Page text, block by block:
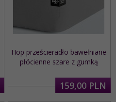
Hop prześcieradło bawełniane
płócienne szare z gumką
159,00 PLN